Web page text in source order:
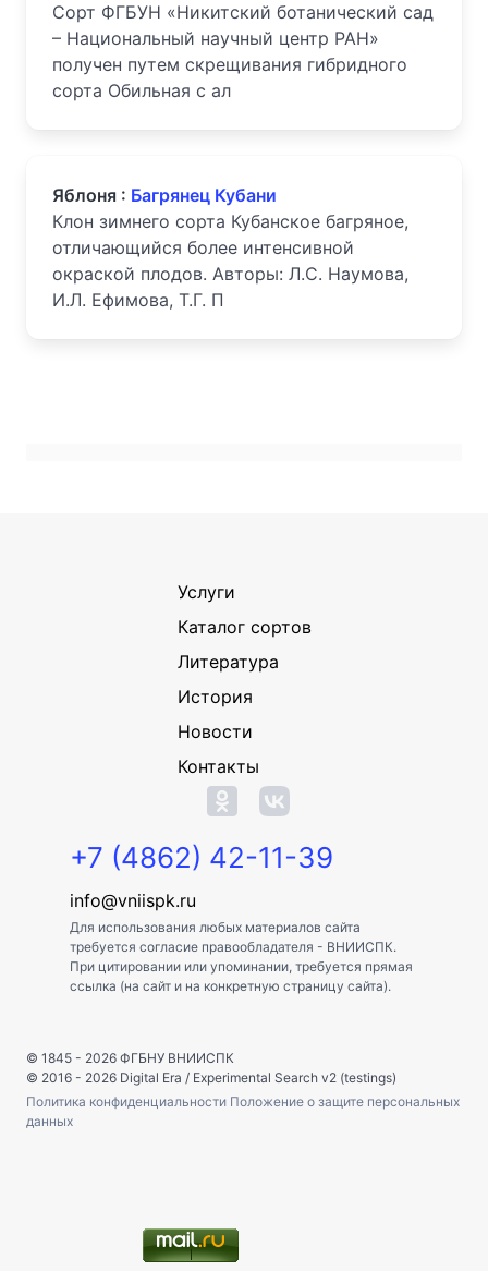
Сорт ФГБУН «Никитский ботанический сад
– Национальный научный центр РАН»
получен путем скрещивания гибридного
сорта Обильная с ал
Яблоня : Багрянец Кубани
Клон зимнего сорта Кубанское багряное,
отличающийся более интенсивной
окраской плодов. Авторы: Л.С. Наумова,
И.Л. Ефимова, Т.Г. П
Услуги
Каталог сортов
Литература
История
Новости
Контакты
+7 (4862) 42-11-39
info@vniispk.ru
Для использования любых материалов сайта
требуется согласие правообладателя - ВНИИСПК.
При цитировании или упоминании, требуется прямая
ссылка (на сайт и на конкретную страницу сайта).
© 1845 - 2026 ФГБНУ ВНИИСПК
© 2016 - 2026 Digital Era / Experimental Search v2 (testings)
Политика конфиденциальности Положение о защите персональных
данных